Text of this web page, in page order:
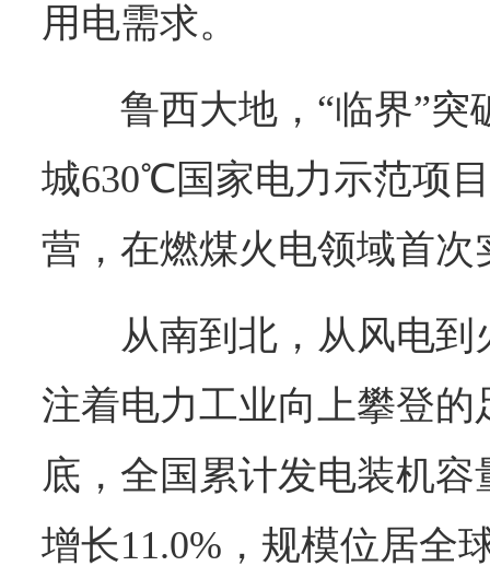
用电需求。
鲁西大地，“临界”
城630℃国家电力示范项
营，在燃煤火电领域首次
从南到北，从风电
注着电力工业向上攀登
底，全国累计发电装机容
增长11.0%，规模位居全